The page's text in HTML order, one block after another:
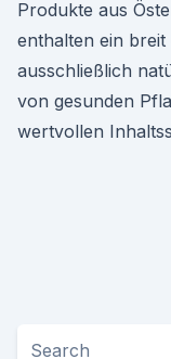
Produkte aus
enthalten ein
ausschließlich
von gesunden
wertvollen